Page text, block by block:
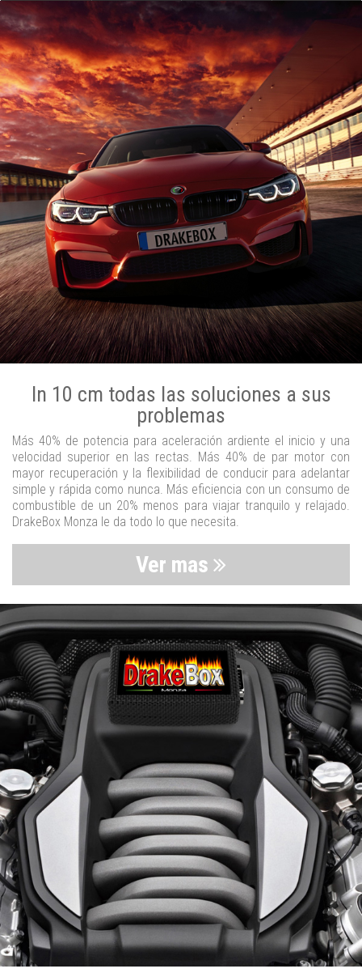
In 10 cm todas las soluciones a sus
problemas
Más 40% de potencia para aceleración ardiente el inicio y una
velocidad superior en las rectas. Más 40% de par motor con
mayor recuperación y la flexibilidad de conducir para adelantar
simple y rápida como nunca. Más eficiencia con un consumo de
combustible de un 20% menos para viajar tranquilo y relajado.
DrakeBox Monza le da todo lo que necesita.
Ver mas